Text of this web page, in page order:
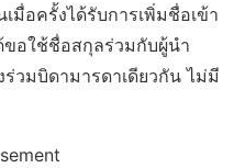
มื่อครั้งได้รับการเพิ่มชื่อเข้า
ขอใช้ชื่อสกุลร่วมกับผู้นำ
วมบิดามารดาเดียวกัน ไม่มี